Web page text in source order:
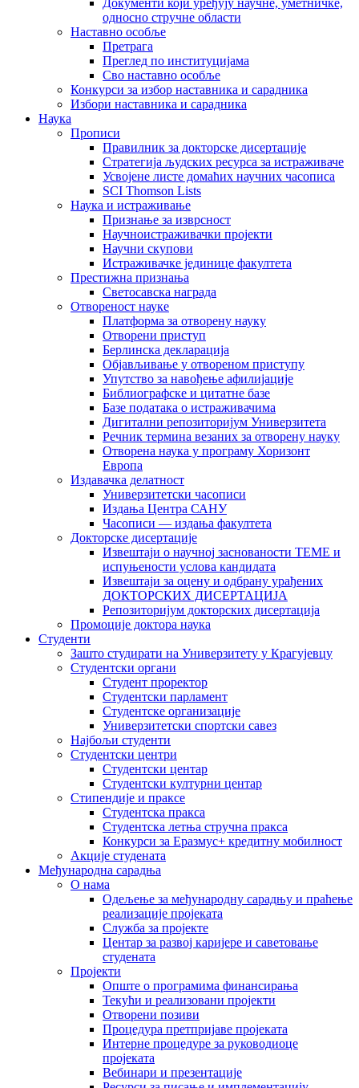
Документи који уређују научне, уметничке,
односно стручне области
Наставно особље
Претрага
Преглед по институцијама
Сво наставно особље
Конкурси за избор наставника и сарадника
Избори наставника и сарадника
Наука
Прописи
Правилник за докторске дисертације
Стратегија људских ресурса за истраживаче
Усвојене листе домаћих научних часописа
SCI Thomson Lists
Наука и истраживање
Признање за изврсност
Научноистраживачки пројекти
Научни скупови
Истраживачке јединице факултета
Престижна признања
Светосавска награда
Отвореност науке
Платформа за отворену науку
Отворени приступ
Берлинска декларација
Објављивање у отвореном приступу
Упутство за навођење афилијације
Библиографске и цитатне базе
Базе података о истраживачима
Дигитални репозиторијум Универзитета
Рeчник термина везаних за отворену науку
Отворена наука у програму Хоризонт
Европа
Издавачка делатност
Универзитетски часописи
Издања Центра САНУ
Часописи — издања факултета
Докторске дисертације
Извештаји о научној заснованости ТЕМЕ и
испуњености услова кандидата
Извештаји за оцену и одбрану урађених
ДОКТОРСКИХ ДИСЕРТАЦИЈА
Репозиторијум докторских дисертација
Промоције доктора наука
Студенти
Зашто студирати на Универзитету у Крагујевцу
Студентски органи
Студент проректор
Студентски парламент
Студентске организације
Универзитетски спортски савез
Најбољи студенти
Студентски центри
Студентски центар
Студентски културни центар
Стипендије и праксе
Студентска пракса
Студентска летња стручна пракса
Конкурси за Еразмус+ кредитну мобилност
Акције студената
Међународна сарадња
О нама
Одељење за међународну сарадњу и праћење
реализације пројеката
Служба за пројекте
Центар за развој каријере и саветовање
студената
Пројекти
Опште о програмима финансирања
Текући и реализовани пројекти
Отворени позиви
Процедура претпријаве пројеката
Интерне процедуре за руководиоце
пројеката
Вебинари и презентације